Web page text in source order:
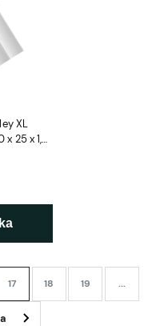
XL
25 x 1,5
17 18 19 ...